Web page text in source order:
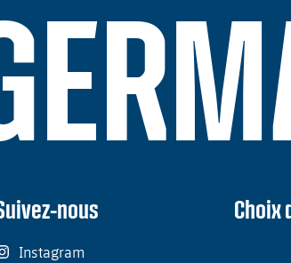
nous
Instagram
Choix